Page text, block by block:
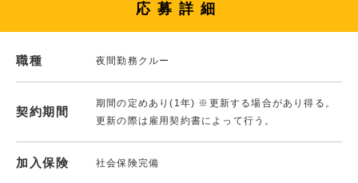
応募詳細
職種 夜間勤務クルー
契約期間
期間の定めあり(1年) ※更新する場合があり得る。
更新の際は雇用契約書によって行う。
加入保険 社会保険完備